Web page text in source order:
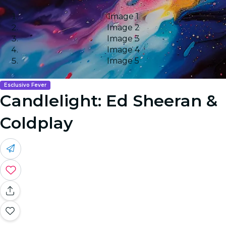
Image 1
Image 2
Image 3
Image 4
Image 5
Esclusivo Fever
Candlelight: Ed Sheeran &
Coldplay